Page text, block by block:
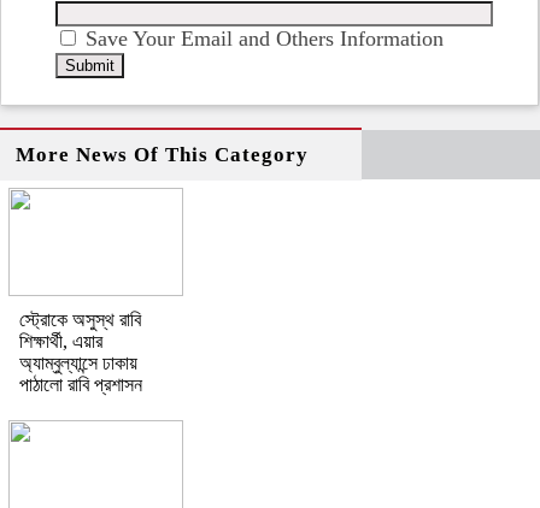
Save Your Email and Others Information
More News Of This Category
স্ট্রোকে অসুস্থ রাবি
শিক্ষার্থী, এয়ার
অ্যাম্বুল্যান্সে ঢাকায়
পাঠালো রাবি প্রশাসন